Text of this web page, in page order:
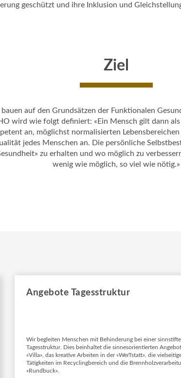
geschützt und ihre Inklusion und
Ziel
auf den Grundsätzen der Funktionalen
wird wie folgt definiert: «Ein Mensch gilt dann
an, möglichst normalisierten
jedes Menschen an. Die persönliche
zu erhalten und wo möglich zu
wenig wie möglich, so viel wie nötig.»
Angebote Tagesstruktur
Wir begleiten Menschen mit Behinderung bei einer
Tagesstruktur. Dies beinhaltet die sinnesorientierten
«Villa», das kreative Arbeiten in der «WerTstatt», die
Tätigkeiten im Recyclingbereich und die
«Rundbuck».